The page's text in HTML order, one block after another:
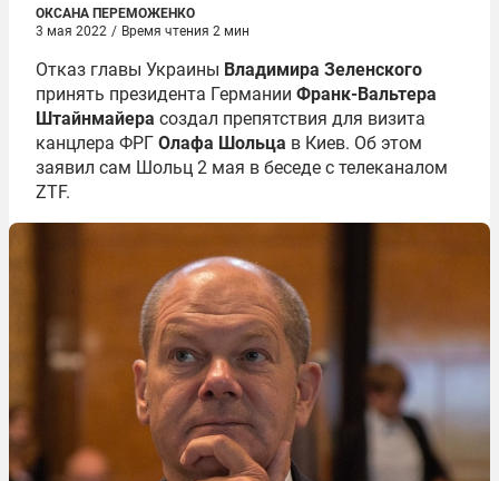
ОКСАНА ПЕРЕМОЖЕНКО
3 мая 2022 / Время чтения 2 мин
Отказ главы Украины Владимира Зеленского
принять президента Германии Франк-Вальтера
Штайнмайера создал препятствия для визита
канцлера ФРГ Олафа Шольца в Киев. Об этом
заявил сам Шольц 2 мая в беседе с телеканалом
ZTF.